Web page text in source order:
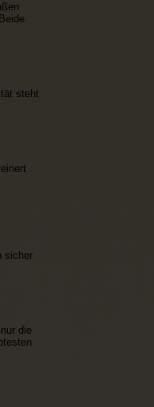
steht
sicher
die